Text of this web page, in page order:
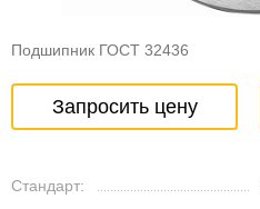
Подшипник ГОСТ 32436
Запросить цену
Стандарт: